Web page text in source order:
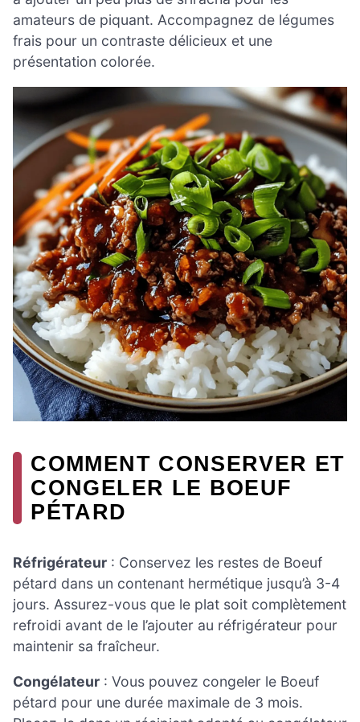
amateurs de piquant. Accompagnez de légumes
frais pour un contraste délicieux et une
présentation colorée.
COMMENT CONSERVER ET
CONGELER LE BOEUF
PÉTARD
Réfrigérateur : Conservez les restes de Boeuf
pétard dans un contenant hermétique jusqu’à 3-4
jours. Assurez-vous que le plat soit complètement
refroidi avant de le l’ajouter au réfrigérateur pour
maintenir sa fraîcheur.
Congélateur : Vous pouvez congeler le Boeuf
pétard pour une durée maximale de 3 mois.